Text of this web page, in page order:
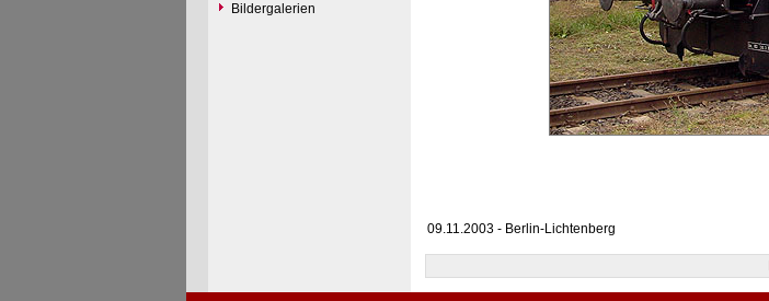
Bildergalerien
09.11.2003 - Berlin-Lichtenberg